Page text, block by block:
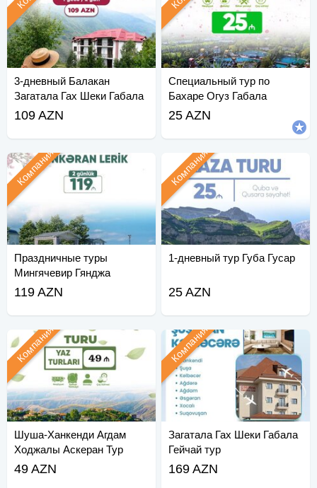
3-дневный Балакан
Загатала Гах Шеки Габала
Рамадан
109 AZN
Специальный тур по
Бахаре Огуз Габала
25 AZN
Праздничные туры
Мингячевир Гянджа
Гейгель
Компания
119 AZN
1-дневный тур Губа Гусар
Компания
25 AZN
Шуша-Ханкенди Агдам
Ходжалы Аскеран Тур
Компания
49 AZN
Загатала Гах Шеки Габала
Гейчай тур
Компания
169 AZN